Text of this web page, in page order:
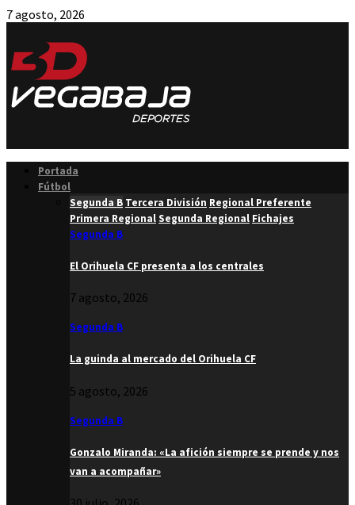
7 agosto, 2026
Portada
Fútbol
Segunda B Tercera División Regional Preferente
Primera RegionalSegunda Regional Fichajes
Segunda B
El Orihuela CF presenta a los centrales
7 agosto, 2026
Segunda B
La guinda al mercado del Orihuela CF
5 agosto, 2026
Segunda B
Gonzalo Miranda: «La afición siempre se prende y nos
van a acompañar»